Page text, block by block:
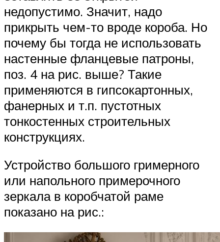
недопустимо. Значит, надо
прикрыть чем-то вроде короба. Но
почему бы тогда не использовать
настенные фланцевые патроны,
поз. 4 на рис. выше? Такие
применяются в гипсокартонных,
фанерных и т.п. пустотных
тонкостенных строительных
конструкциях.
Устройство большого гримерного
или напольного примерочного
зеркала в коробчатой раме
показано на рис.: